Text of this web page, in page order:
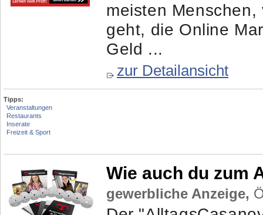
meisten
geht, die Online
Geld ...
zur Detailansicht
Tipps:
Veranstaltungen
Restaurants
Inserate
Freizeit & Sport
Wie auch du zum
gewerbliche Anzeige,